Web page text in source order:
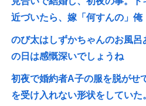
近づいたら、嫁「何すんの」俺
のび太はしずかちゃんのお風
の日は感慨深いでしょうね
初夜で婚約者A子の服を脱がせ
を受け入れない形状をしてい